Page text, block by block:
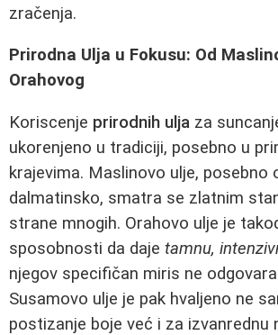
zračenja.
Prirodna Ulja u Fokusu: Od
Orahovog
Koriscenje prirodnih ulja za
ukorenjeno u tradiciji, posebno u
krajevima. Maslinovo ulje, posebno
dalmatinsko, smatra se zlatnim
strane mnogih. Orahovo ulje je
sposobnosti da daje tamnu,
njegov specifičan miris ne
Susamovo ulje je pak hvaljeno ne
postizanje boje već i za izvanrednu